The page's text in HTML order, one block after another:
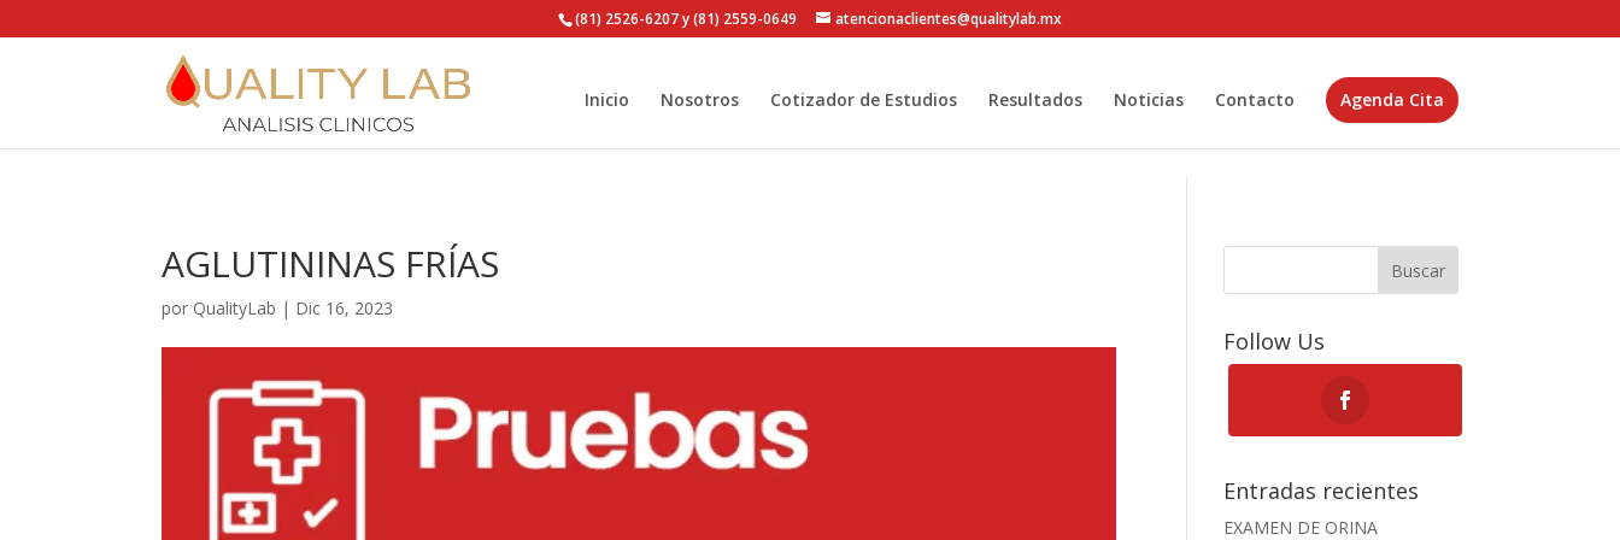
(81) 2526-6207 y (81) 2559-0649 atencionaclientes@qualitylab.mx
Inicio Nosotros Cotizador de Estudios Resultados Noticias Contacto Agenda Cita
AGLUTININAS FRÍAS
por QualityLab | Dic 16, 2023
Buscar
Follow Us
Entradas recientes
EXAMEN DE ORINA